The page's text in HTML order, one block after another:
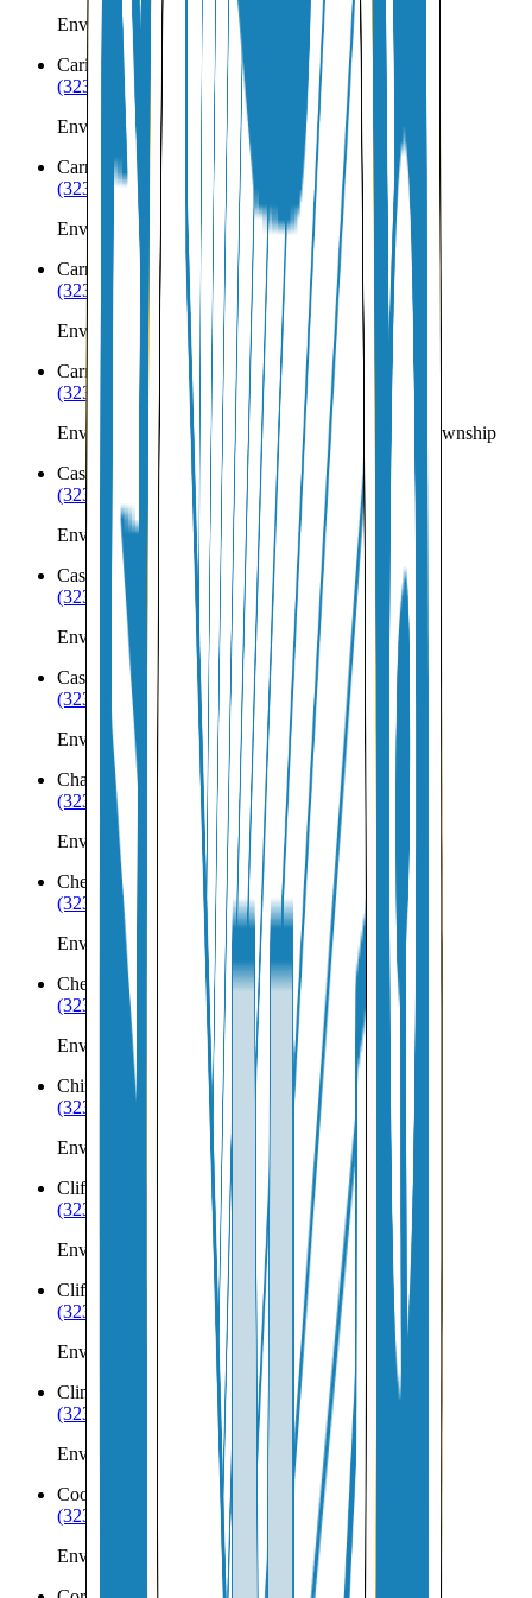
Envíos a Nicaragua desde Caratunk
Caribou
ME
(323) 953-8100
Envíos a Nicaragua desde Caribou
Carmel
ME
(323) 953-8100
Envíos a Nicaragua desde Carmel
Carrabassett Valley
ME
(323) 953-8100
Envíos a Nicaragua desde Carrabassett Valley
Carrying Place Town Township
ME
(323) 953-8100
Envíos a Nicaragua desde Carrying Place Town Township
Casco
(323) 953-8100
Envíos a Nicaragua desde Casco
Castine
ME
(323) 953-8100
Envíos a Nicaragua desde Castine
Caswell
ME
(323) 953-8100
Envíos a Nicaragua desde Caswell
Charleston
(323) 953-8100
Envíos a Nicaragua desde Charleston
Chebeague Island
ME
(323) 953-8100
Envíos a Nicaragua desde Chebeague Island
Cherryfield
(323) 953-8100
Envíos a Nicaragua desde Cherryfield
China
(323) 953-8100
Envíos a Nicaragua desde China
Cliff Island
(323) 953-8100
Envíos a Nicaragua desde Cliff Island
Clifton
(323) 953-8100
Envíos a Nicaragua desde Clifton
Clinton
(323) 953-8100
Envíos a Nicaragua desde Clinton
Cooper
(323) 953-8100
Envíos a Nicaragua desde Cooper